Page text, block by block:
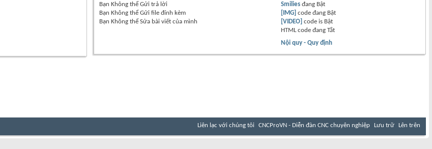
Bạn Không thểGửi trả lời
Bạn Không thểGửi file đính kèm
Bạn Không thểSửa bài viết của mình
Smilies đang Bật
[IMG] code đang Bật
[VIDEO] code is Bật
HTML code đangTắt
Nội quy - Quy định
Liên lạc với chúng tôi CNCProVN - Diễn đàn CNC chuyên nghiệp Lưu trữ Lên trên